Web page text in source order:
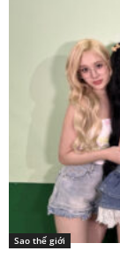
Sao thế giới